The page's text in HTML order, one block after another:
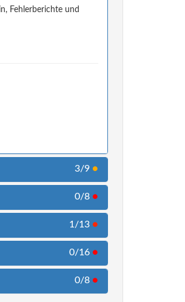
Fehlerberichte und
3/9 ●
0/8 ●
1/13 ●
0/16 ●
0/8 ●